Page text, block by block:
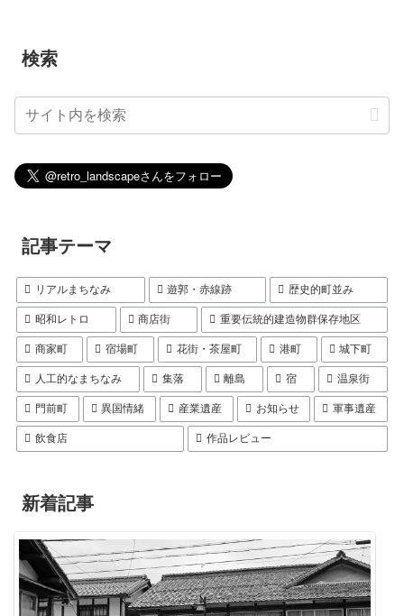
検索
記事テーマ
リアルまちなみ 遊郭・赤線跡 歴史的町並み
昭和レトロ 商店街 重要伝統的建造物群保存地区
商家町 宿場町 花街・茶屋町 港町 城下町
人工的なまちなみ 集落 離島 宿 温泉街
門前町 異国情緒 産業遺産 お知らせ 軍事遺産
飲食店 作品レビュー
新着記事